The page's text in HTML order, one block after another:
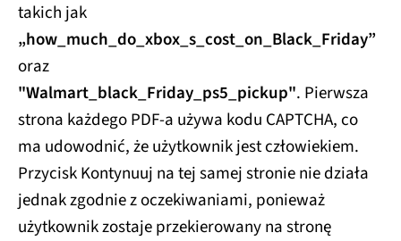
takich jak
„how_much_do_xbox_s_cost_on_Black_Friday”
oraz
"Walmart_black_Friday_ps5_pickup". Pierwsza
strona każdego PDF-a używa kodu CAPTCHA, co
ma udowodnić, że użytkownik jest człowiekiem.
Przycisk Kontynuuj na tej samej stronie nie działa
jednak zgodnie z oczekiwaniami, ponieważ
użytkownik zostaje przekierowany na stronę